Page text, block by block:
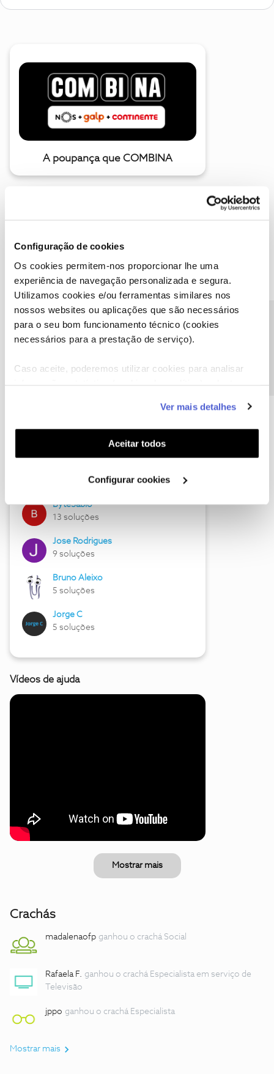
Configuração de cookies
Os cookies permitem-nos proporcionar lhe uma
experiência de navegação personalizada e segura.
Utilizamos cookies e/ou ferramentas similares nos
nossos websites ou aplicações que são necessários
para o seu bom funcionamento técnico (cookies
necessários para a prestação de serviço).
Caso aceite, poderemos utilizar cookies para analisar
funcionalidades (cookies de personalização e
funcionalidade) e adaptar anúncios aos seus interesses
(cookies de publicidade personalizada). Pode gerir a
utilização dos cookies clicando em "Configurar
Ver mais detalhes
Aceitar todos
Configurar cookies
A poupança que COMBINA
Descubra as novidades de julho
Hall of Fame de julho
17 soluções
ByteSábio
13 soluções
Jose Rodrigues
9 soluções
Bruno Aleixo
5 soluções
Jorge C
5 soluções
Vídeos de ajuda
Mostrar mais
Crachás
madalenaofp ganhou o crachá Social
Rafaela F. ganhou o crachá Especialista em serviço de
Televisão
jppo ganhou o crachá Especialista
Mostrar mais